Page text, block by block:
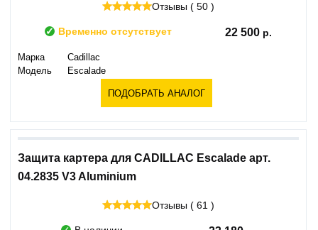
Отзывы ( 50 )
Временно отсутствует 22 500
Марка
Cadillac
Модель
Escalade
ПОДОБРАТЬ АНАЛОГ
Защита картера для CADILLAC Escalade арт.
04.2835 V3 Aluminium
Отзывы ( 61 )